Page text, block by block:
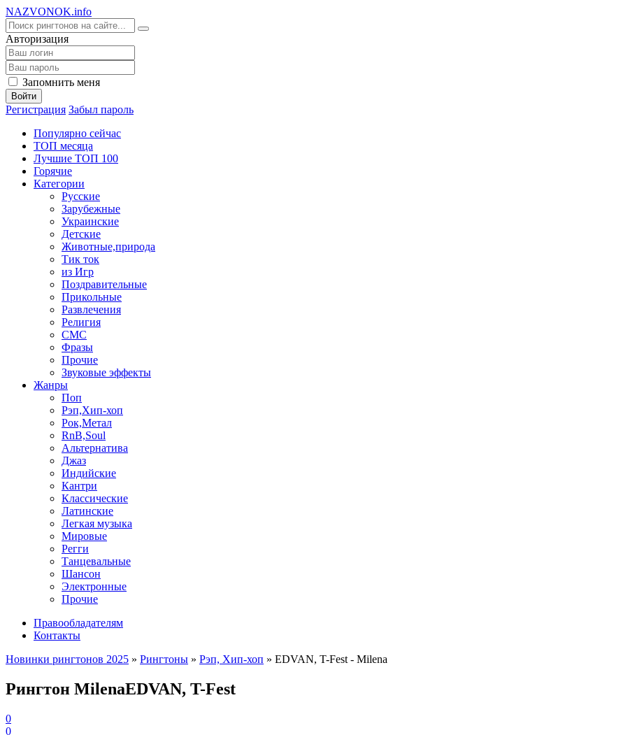
NAZVONOK.info
Авторизация
Запомнить меня
Войти
Регистрация Забыл пароль
Популярно сейчас
ТОП месяца
Лучшие ТОП 100
Горячие
Категории
Русские
Зарубежные
Украинские
Детские
Животные,природа
Тик ток
из Игр
Поздравительные
Прикольные
Развлечения
Религия
СМС
Фразы
Прочие
Звуковые эффекты
Жанры
Поп
Рэп,Хип-хоп
Рок,Метал
RnB,Soul
Альтернатива
Джаз
Индийские
Кантри
Классические
Латинские
Легкая музыка
Мировые
Регги
Танцевальные
Шансон
Электронные
Прочие
Правообладателям
Контакты
Новинки рингтонов 2025 » Рингтоны » Рэп, Хип-хоп » EDVAN, T-Fest - Milena
Рингтон MilenaEDVAN, T-Fest
0
0